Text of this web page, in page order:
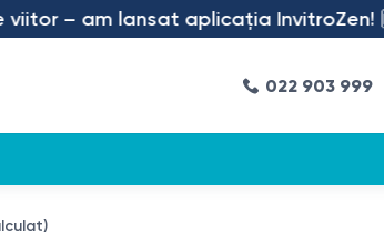
– am lansat aplicația InvitroZen! 🙌🤳
022 903 999